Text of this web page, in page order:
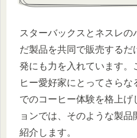
スターバックスとネスレの
だ製品を共同で販売するだ
発にも力を入れています。
ヒー愛好家にとってさら
でのコーヒー体験を格上げ
ョンでは、そのような製
紹介します。